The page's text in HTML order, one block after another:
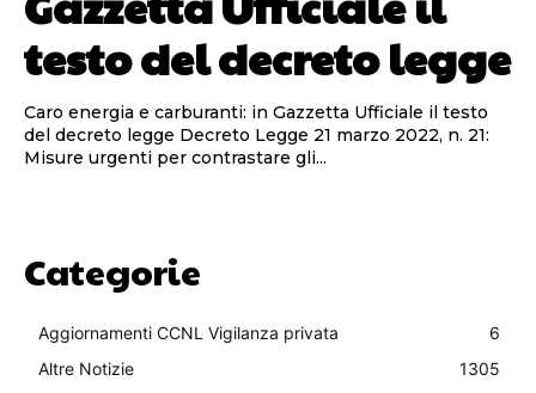
testo del decreto legge
Caro energia e carburanti: in Gazzetta Ufficiale il testo
del decreto legge Decreto Legge 21 marzo 2022, n. 21:
Misure urgenti per contrastare gli...
Categorie
Aggiornamenti CCNL Vigilanza privata
6
Altre Notizie
1305